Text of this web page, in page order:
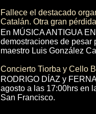
Fallece el destacado
Catalán. Otra gran
En MÚSICA ANTIGUA
demostraciones de pesar
maestro Luis González
Concierto Tiorba y Cello
RODRIGO DÍAZ y
agosto a las 17:00hrs en
San Francisco.